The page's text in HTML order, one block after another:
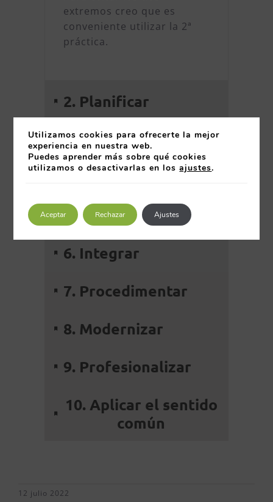
extremos creo que es
conveniente utilizar la 2ª
práctica.
2. Planificar
3. Desvincular
4. Diversificar
5. Simplificar
6. Integrar
7. Procedimentar
8. Modernizar
9. Profesionalizar
10. Aplicar el sentido
común
12 julio 2022
Utilizamos cookies para ofrecerte la mejor
experiencia en nuestra web.
Puedes aprender más sobre qué cookies
utilizamos o desactivarlas en losajustes.
Aceptar Rechazar Ajustes